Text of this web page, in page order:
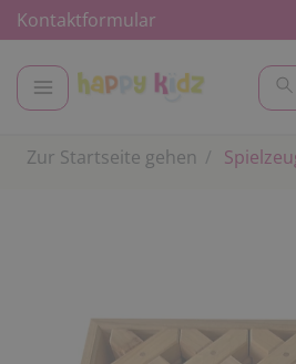
Kontaktformular
Zur Startseite gehen